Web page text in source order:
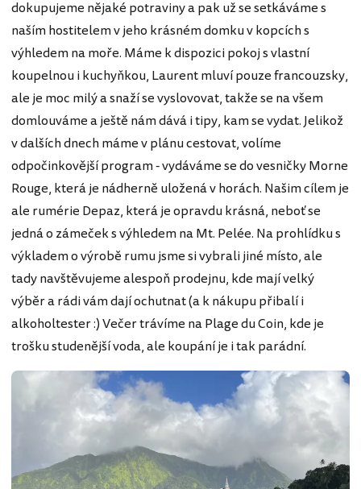
dokupujeme nějaké potraviny a pak už se setkáváme s
naším hostitelem v jeho krásném domku v kopcích s
výhledem na moře. Máme k dispozici pokoj s vlastní
koupelnou i kuchyňkou, Laurent mluví pouze francouzsky,
ale je moc milý a snaží se vyslovovat, takže se na všem
domlouváme a ještě nám dává i tipy, kam se vydat. Jelikož
v dalších dnech máme v plánu cestovat, volíme
odpočinkovější program - vydáváme se do vesničky Morne
Rouge, která je nádherně uložená v horách. Našim cílem je
ale rumérie Depaz, která je opravdu krásná, neboť se
jedná o zámeček s výhledem na Mt. Pelée. Na prohlídku s
výkladem o výrobě rumu jsme si vybrali jiné místo, ale
tady navštěvujeme alespoň prodejnu, kde mají velký
výběr a rádi vám dají ochutnat (a k nákupu přibalí i
alkoholtester :) Večer trávíme na Plage du Coin, kde je
trošku studenější voda, ale koupání je i tak parádní.